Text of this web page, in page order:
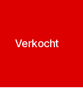
Verkocht